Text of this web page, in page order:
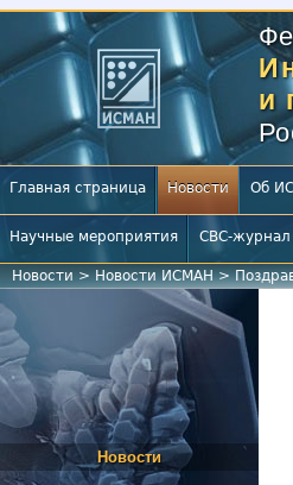
и
Главная страница Новости Об
Научные мероприятия СВС-журнал
Новости>Новости ИСМАН>
Новости